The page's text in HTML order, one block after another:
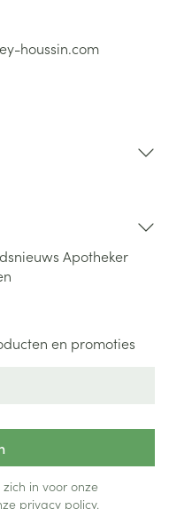
houssin.com
Apotheker
en promoties
zich in voor onze
privacy policy.